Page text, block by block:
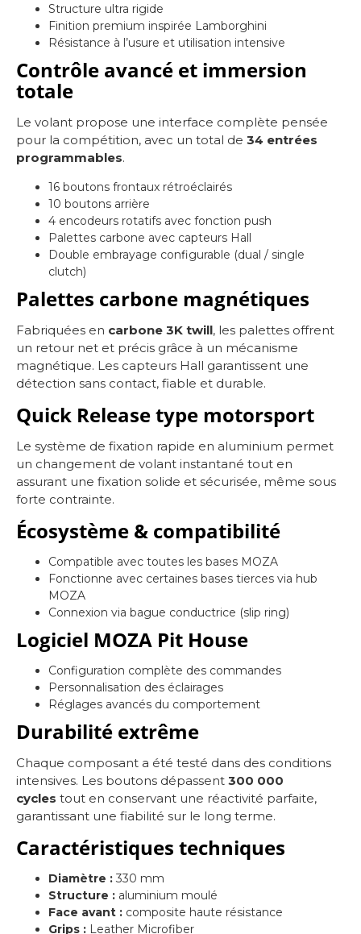
Structure ultra rigide
Finition premium inspirée Lamborghini
Résistance à l’usure et utilisation intensive
Contrôle avancé et immersion
totale
Le volant propose une interface complète pensée
pour la compétition, avec un total de 34 entrées
programmables.
16 boutons frontaux rétroéclairés
10 boutons arrière
4 encodeurs rotatifs avec fonction push
Palettes carbone avec capteurs Hall
Double embrayage configurable (dual / single
clutch)
Palettes carbone magnétiques
Fabriquées en carbone 3K twill, les palettes offrent
un retour net et précis grâce à un mécanisme
magnétique. Les capteurs Hall garantissent une
détection sans contact, fiable et durable.
Quick Release type motorsport
Le système de fixation rapide en aluminium permet
un changement de volant instantané tout en
assurant une fixation solide et sécurisée, même sous
forte contrainte.
Écosystème & compatibilité
Compatible avec toutes les bases MOZA
Fonctionne avec certaines bases tierces via hub
MOZA
Connexion via bague conductrice (slip ring)
Logiciel MOZA Pit House
Configuration complète des commandes
Personnalisation des éclairages
Réglages avancés du comportement
Durabilité extrême
Chaque composant a été testé dans des conditions
intensives. Les boutons dépassent 300 000
cycles tout en conservant une réactivité parfaite,
garantissant une fiabilité sur le long terme.
Caractéristiques techniques
Diamètre : 330 mm
Structure : aluminium moulé
Face avant : composite haute résistance
Grips : Leather Microfiber